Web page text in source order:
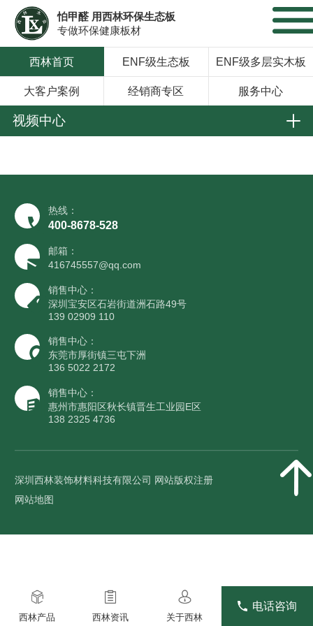
怕甲醛 用西林环保生态板
专做环保健康板材
西林首页 ENF级生态板 ENF级多层实木板
大客户案例 经销商专区 服务中心
视频中心
热线：
400-8678-528
邮箱：
416745557@qq.com
销售中心：
深圳宝安区石岩街道洲石路49号
139 02909 110
销售中心：
东莞市厚街镇三屯下洲
136 5022 2172
销售中心：
惠州市惠阳区秋长镇晋生工业园E区
138 2325 4736
深圳西林装饰材料科技有限公司 网站版权注册
网站地图
西林产品 西林资讯 关于西林
电话咨询